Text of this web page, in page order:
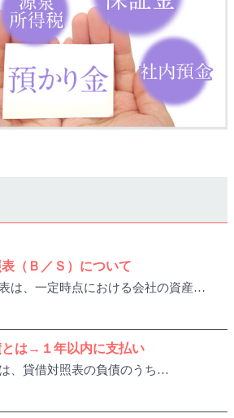
（Ｂ／Ｓ）について
は、一定時点における会社の資産…
は→１年以内に支払い
、貸借対照表の負債のうち…